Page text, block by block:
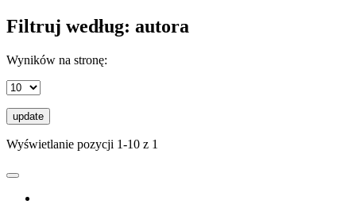
Filtruj według: autora
Wyników na stronę:
update
Wyświetlanie pozycji 1-10 z 1